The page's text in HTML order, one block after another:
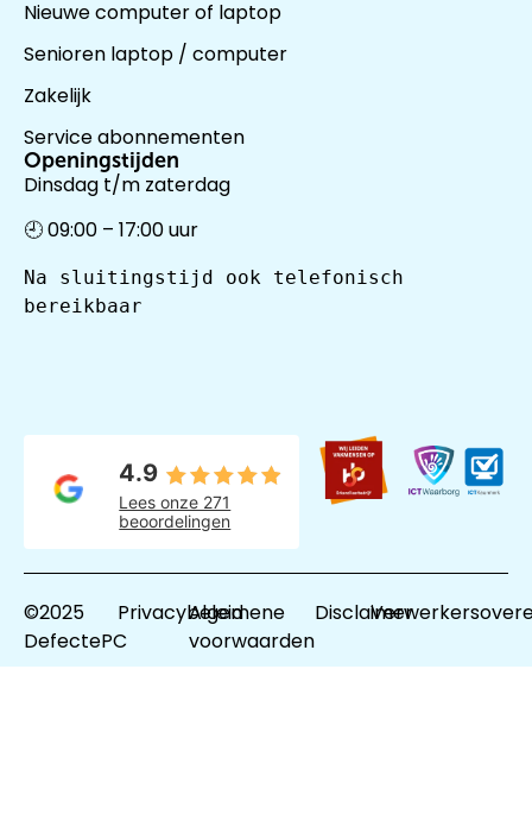
Nieuwe computer of laptop
Senioren laptop / computer
Zakelijk
Service abonnementen
Openingstijden
Dinsdag t/m zaterdag
🕘 09:00 – 17:00 uur
Na sluitingstijd ook telefonisch
bereikbaar
©2025
DefectePC
Privacybeleid
Algemene
voorwaarden
Disclaimer
4.9
Lees onze 271
beoordelingen